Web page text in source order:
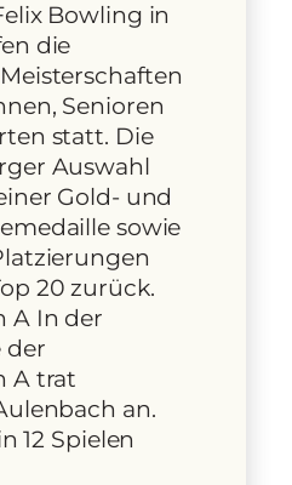
Bowling in
die
Senioren
statt. Die
Auswahl
Gold- und
sowie
20 zurück.
A In der
der
A trat
an.
12 Spielen